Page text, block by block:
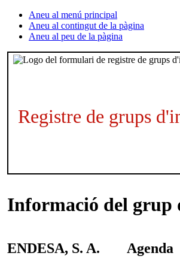
Aneu al menú principal
Aneu al contingut de la pàgina
Aneu al peu de la pàgina
Registre de grups
Informació del grup
ENDESA, S. A. Agenda